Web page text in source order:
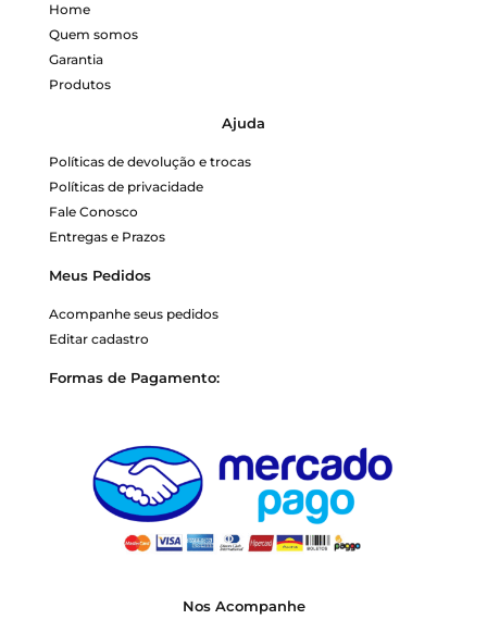
Home
Quem somos
Garantia
Produtos
Ajuda
Políticas de devolução e trocas
Políticas de privacidade
Fale Conosco
Entregas e Prazos
Meus Pedidos
Acompanhe seus pedidos
Editar cadastro
Formas de Pagamento:
Nos Acompanhe